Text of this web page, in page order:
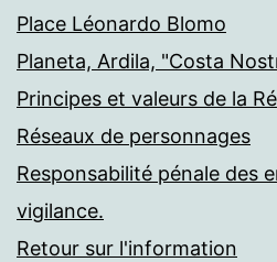
Place Léonardo Blomo
Planeta, Ardila, "Costa
Principes et valeurs de la
Réseaux de personnages
Responsabilité pénale des
vigilance.
Retour sur l'information